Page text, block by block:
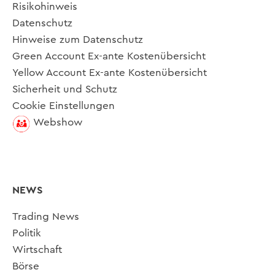
Risikohinweis
Datenschutz
Hinweise zum Datenschutz
Green Account Ex-ante Kostenübersicht
Yellow Account Ex-ante Kostenübersicht
Sicherheit und Schutz
Cookie Einstellungen
Webshow
NEWS
Trading News
Politik
Wirtschaft
Börse